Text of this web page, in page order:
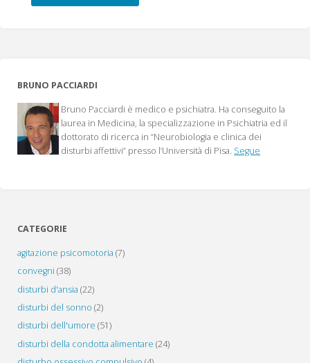
BRUNO PACCIARDI
Bruno Pacciardi è medico e psichiatra. Ha conseguito la
laurea in Medicina, la specializzazione in Psichiatria ed il
dottorato di ricerca in “Neurobiologia e clinica dei
disturbi affettivi” presso l’Università di Pisa. Segue
CATEGORIE
agitazione psicomotoria (7)
convegni (38)
disturbi d'ansia (22)
disturbi del sonno (2)
disturbi dell'umore (51)
disturbi della condotta alimentare (24)